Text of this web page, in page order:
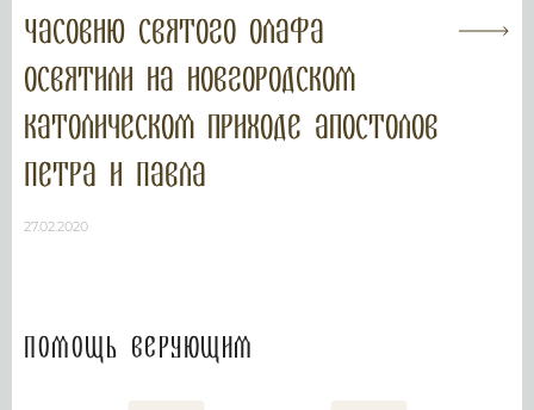
Часовню святого Олафа
освятили на новгородском
католическом приходе апостолов
Петра и Павла
27.02.2020
Помощь верующим